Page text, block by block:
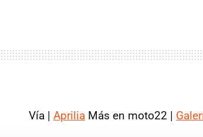
Vía | Aprilia Más en moto22 |